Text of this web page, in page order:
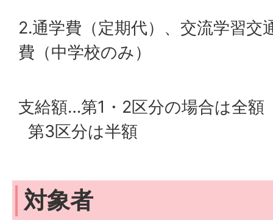
2.通学費（定期代）、交流学習交
費（中学校のみ）
支給額…第1・2区分の場合は全額
第3区分は半額
対象者